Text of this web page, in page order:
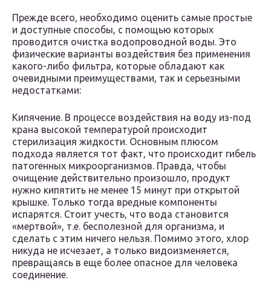
Прежде всего, необходимо оценить самые простые
и доступные способы, с помощью которых
проводится очистка водопроводной воды. Это
физические варианты воздействия без применения
какого-либо фильтра, которые обладают как
очевидными преимуществами, так и серьезными
недостатками:
Кипячение. В процессе воздействия на воду из-под
крана высокой температурой происходит
стерилизация жидкости. Основным плюсом
подхода является тот факт, что происходит гибель
патогенных микроорганизмов. Правда, чтобы
очищение действительно произошло, продукт
нужно кипятить не менее 15 минут при открытой
крышке. Только тогда вредные компоненты
испарятся. Стоит учесть, что вода становится
«мертвой», т.е. бесполезной для организма, и
сделать с этим ничего нельзя. Помимо этого, хлор
никуда не исчезает, а только видоизменяется,
превращаясь в еще более опасное для человека
соединение.